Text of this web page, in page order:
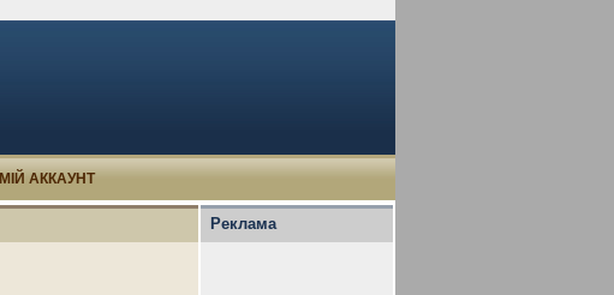
МІЙ АККАУНТ
Реклама